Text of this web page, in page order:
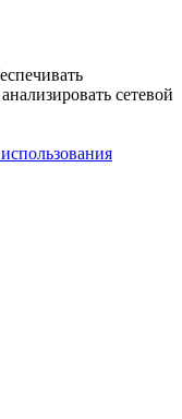
сетевой